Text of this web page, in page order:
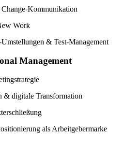
Kommunikation
Work
& Test-Management
Management
& digitale Transformation
als Arbeitgebermarke